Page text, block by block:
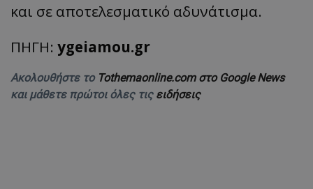
και σε αποτελεσματικό αδυνάτισμα.
ΠΗΓΗ: ygeiamou.gr
Ακολουθήστε το Tothemaonline.com στο Google News
και μάθετε πρώτοι όλες τις ειδήσεις